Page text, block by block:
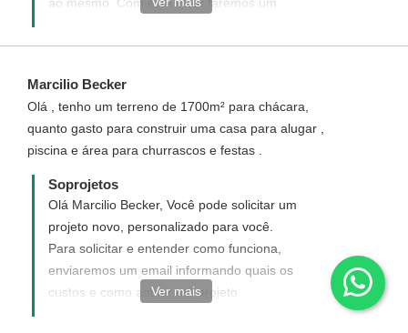
após sua aprovação executaremos o
proposta com os valores enviaremos via e-
mail. ¨
Marcilio Becker
Olá , tenho um terreno de 1700m² para chácara,
quanto gasto para construir uma casa para alugar ,
piscina e área para churrascos e festas .
Soprojetos
Olá Marcilio Becker, Você pode solicitar um
projeto novo, personalizado para você.
Para solicitar e entender como funciona,
enviaremos um email informando quais os
custos e como aquirir um projeto
Ver mais